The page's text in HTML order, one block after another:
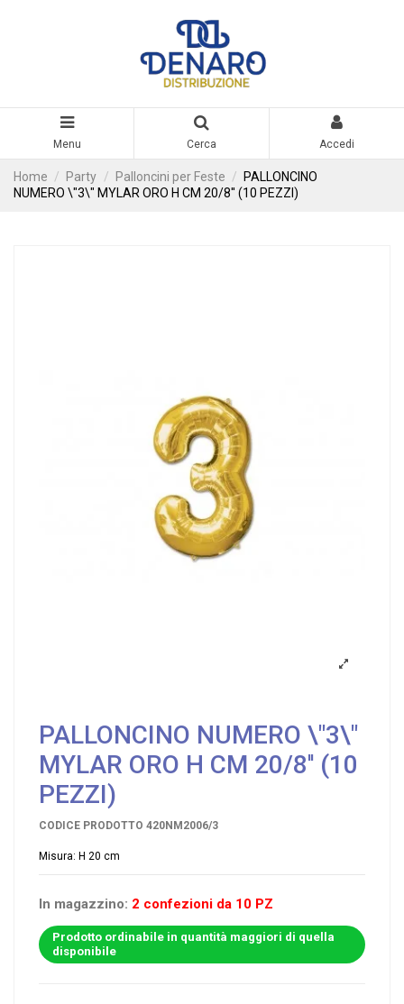
Menu Cerca Accedi
Home Party Palloncini per Feste
PALLONCINO
NUMERO \"3\" MYLAR ORO H CM 20/8'' (10 PEZZI)
PALLONCINO NUMERO \"3\"
MYLAR ORO H CM 20/8'' (10
PEZZI)
CODICE PRODOTTO 420NM2006/3
Misura: H 20 cm
In magazzino: 2 confezioni da 10 PZ
Prodotto ordinabile in quantità maggiori di quella
disponibile